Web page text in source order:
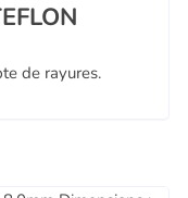
de rayures.